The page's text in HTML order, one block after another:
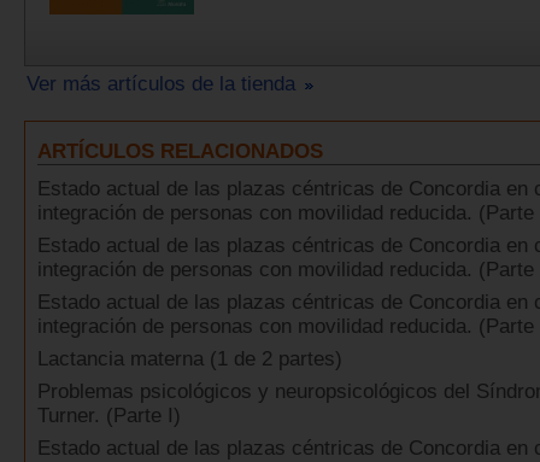
Ver más artículos de la tienda
ARTÍCULOS RELACIONADOS
Estado actual de las plazas céntricas de Concordia en
integración de personas con movilidad reducida. (Parte
Estado actual de las plazas céntricas de Concordia en
integración de personas con movilidad reducida. (Parte
Estado actual de las plazas céntricas de Concordia en
integración de personas con movilidad reducida. (Parte
Lactancia materna (1 de 2 partes)
Problemas psicológicos y neuropsicológicos del
Turner. (Parte I)
Estado actual de las plazas céntricas de Concordia en